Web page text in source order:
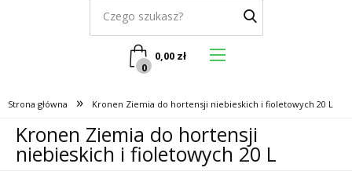
0
0,00 zł
Strona główna » Kronen Ziemia do hortensji niebieskich i fioletowych 20 L
Kronen Ziemia do hortensji
niebieskich i fioletowych 20 L